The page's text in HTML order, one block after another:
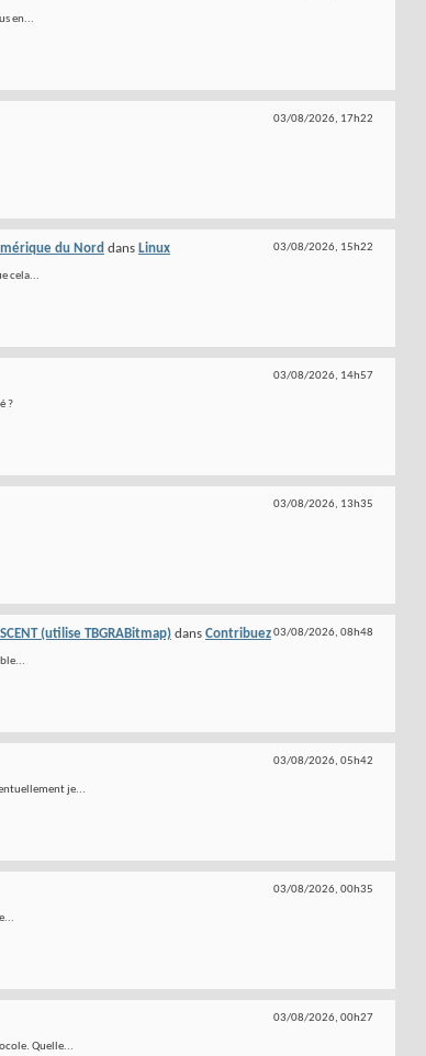
en...
03/08/2026, 17h22
03/08/2026, 15h22
du Nord dans Linux
cela...
03/08/2026, 14h57
?
03/08/2026, 13h35
03/08/2026, 08h48
(utilise TBGRABitmap) dans Contribuez
03/08/2026, 05h42
je...
03/08/2026, 00h35
03/08/2026, 00h27
Quelle...